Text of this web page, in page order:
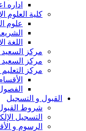
اداره
كلية العلوم
علوم
اللغة
مركز السعيد
مركز
مركز
القبول و التسجيل
شروط
التسجيل
الرسوم و